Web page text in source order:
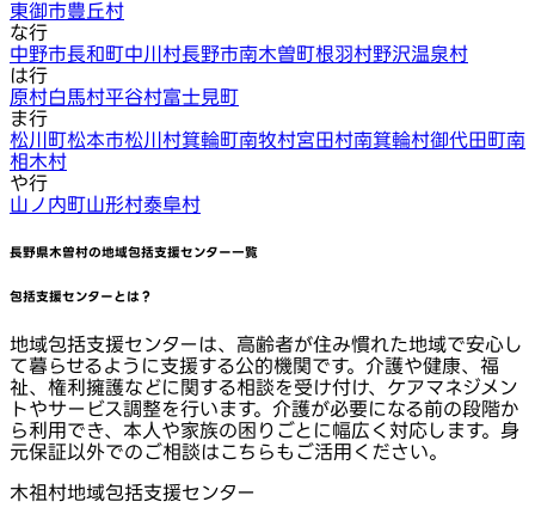
東御市豊丘村
な行
中野市長和町中川村長野市南木曽町根羽村野沢温泉村
は行
原村白馬村平谷村富士見町
ま行
松川町松本市松川村箕輪町南牧村宮田村南箕輪村御代田町南
相木村
や行
山ノ内町山形村泰阜村
長野県木曽村の地域包括支援センター一覧
包括支援センターとは？
地域包括支援センターは、高齢者が住み慣れた地域で安心し
て暮らせるように支援する公的機関です。介護や健康、福
祉、権利擁護などに関する相談を受け付け、ケアマネジメン
トやサービス調整を行います。介護が必要になる前の段階か
ら利用でき、本人や家族の困りごとに幅広く対応します。身
元保証以外でのご相談はこちらもご活用ください。
木祖村地域包括支援センター